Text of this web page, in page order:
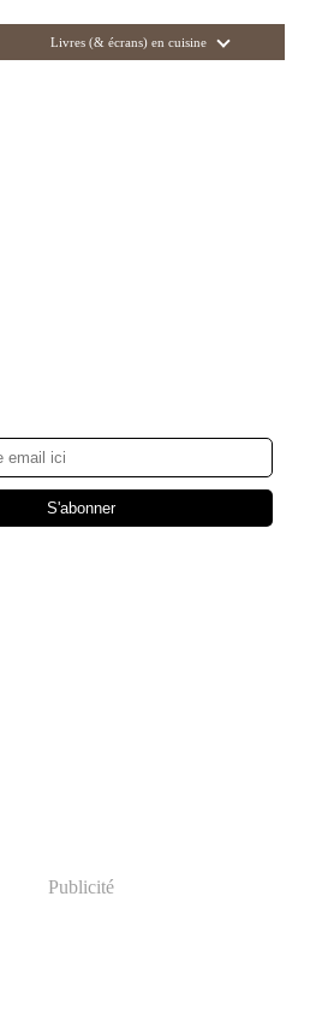
Livres (& écrans) en cuisine
Publicité